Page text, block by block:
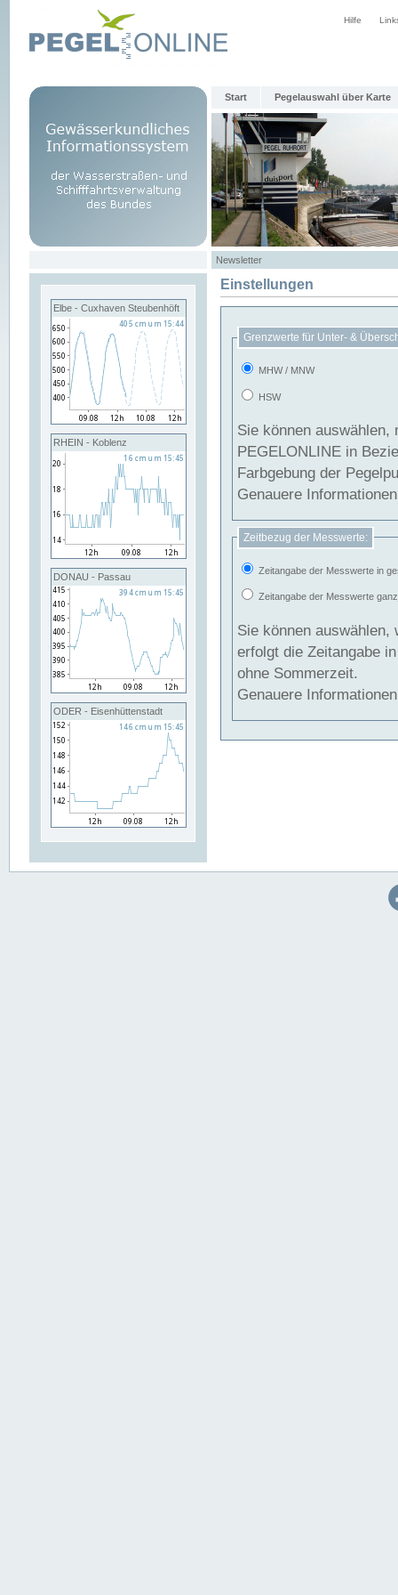
Hilfe
Start Pegelauswahl über Karte
Newsletter
Elbe - Cuxhaven Steubenhöft
RHEIN - Koblenz
DONAU - Passau
ODER - Eisenhüttenstadt
Einstellungen
Grenzwerte für Unter- &
MHW / MNW
HSW
Sie können
PEGELONLINE in Beziehung
Farbgebung der
Genauere
Zeitbezug der Messwerte:
Zeitangabe der Messwerte in
Zeitangabe der Messwerte
Sie können auswählen,
erfolgt die Zeitangabe
ohne Sommerzeit.
Genauere